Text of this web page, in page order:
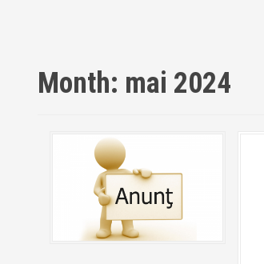
Month: mai 2024